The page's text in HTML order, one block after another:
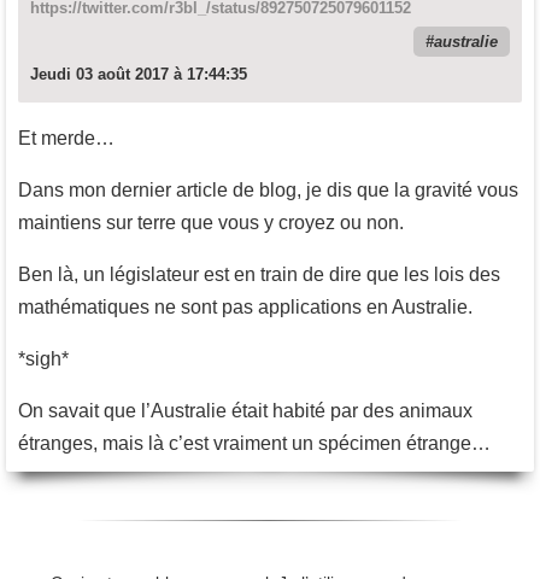
https://twitter.com/r3bl_/status/892750725079601152
australie
Jeudi 03 août 2017 à 17:44:35
Et merde…
Dans mon dernier article de blog, je dis que la gravité vous
maintiens sur terre que vous y croyez ou non.
Ben là, un législateur est en train de dire que les lois des
mathématiques ne sont pas applications en Australie.
*sigh*
On savait que l’Australie était habité par des animaux
étranges, mais là c’est vraiment un spécimen étrange…